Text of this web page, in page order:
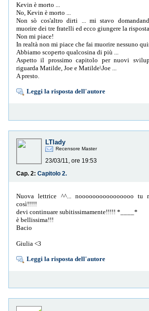
Kevin è morto ...
No, Kevin è morto ...
Non sò cos'altro dirti ... mi stavo
muorire dei tre fratelli ed ecco giungere la risposta.
Non mi piace!
In realtà non mi piace che fai muorire nessuno
Abbiamo scoperto qualcosina di più ...
Aspetto il prossimo capitolo per nuovi
riguarda Matilde, Joe e Matilde\Joe ...
A presto.
Leggi la risposta dell'autore
LTlady
Recensore Master
23/03/11, ore 19:53
Cap. 2: Capitolo 2.
Nuova lettrice ^^... noooooooooooooooo tu
così!!!!!
devi continuare subitissimamente!!!!! *____*
è bellissima!!!
Bacio
Giulia <3
Leggi la risposta dell'autore